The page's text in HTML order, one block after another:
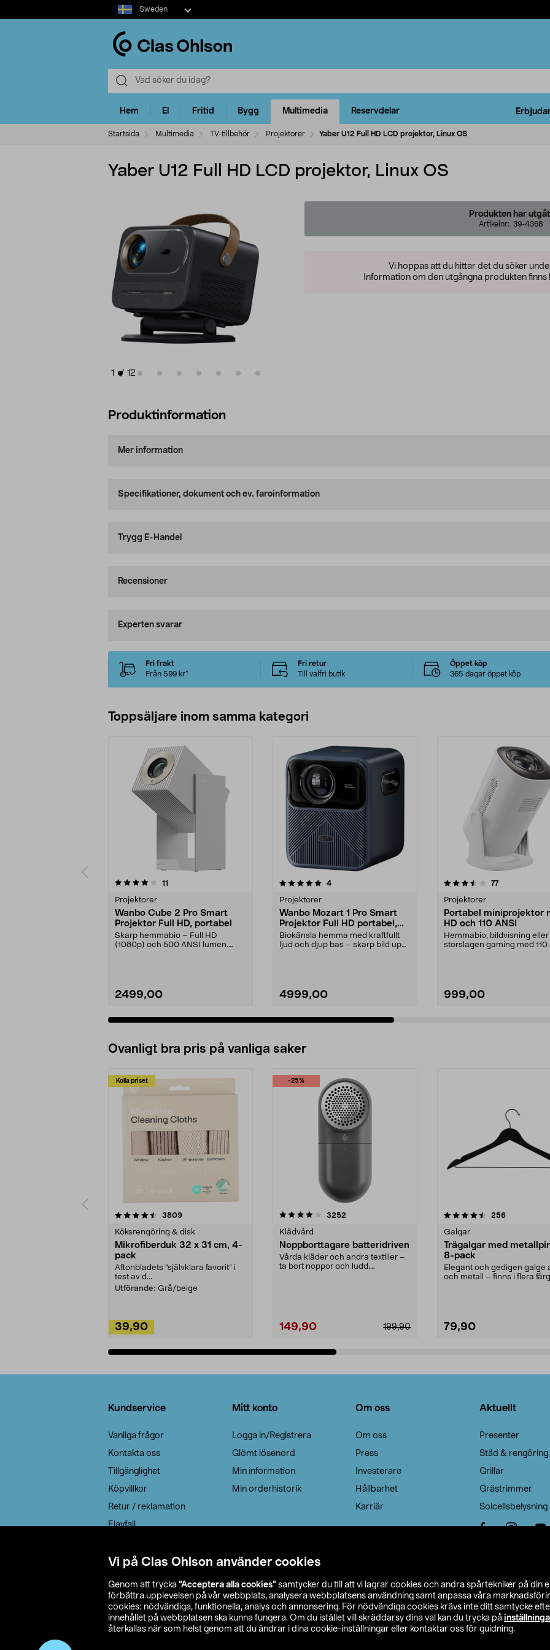
Vi på Clas Ohlson använder cookies
Genom att trycka ”Acceptera alla cookies” samtycker du till att vi lagrar cookies och andra spårtekniker på din
förbättra upplevelsen på vår webbplats, analysera webbplatsens användning samt anpassa våra
cookies: nödvändiga, funktionella, analys och annonsering. För nödvändiga cookies krävs inte ditt samtycke
innehållet på webbplatsen ska kunna fungera. Om du istället vill skräddarsy dina val kan du trycka på
återkallas när som helst genom att du ändrar i dina cookie-inställningar eller kontaktar oss för guidning.
Select
market
Sweden
Hem El Fritid Bygg Multimedia Reservdelar
Startsida Multimedia TV-tillbehör Projektorer Yaber U12 Full HD LCD projektor, Linux OS
Yaber U12 Full HD LCD projektor, Linux OS
1 / 12
Produkten har
Artikelnr: 39-4368
Vi hoppas att du hittar det du söker
Information om den utgångna produkten finns
Produktinformation
Mer information
Specifikationer, dokument och ev. faroinformation
Trygg E-Handel
Recensioner
Experten svarar
Fri frakt
Från 599 kr*
Fri retur
Till valfri butik
Öppet köp
365 dagar öppet köp
Toppsäljare inom samma kategori
11
Projektorer
Wanbo Cube 2 Pro Smart
Projektor Full HD, portabel
Skarp hemmabio – Full HD
(1080p) och 500 ANSI lumen.
2499,00
5.0 av 5 stjärnor 4recensioner
Projektorer
Wanbo Mozart 1 Pro Smart
Projektor Full HD portabel,
2025
Biokänsla hemma med kraftfullt
ljud och djup bas – skarp bild upp
4999,00
3.5 av 5 stjärnor 77recensioner
Projektorer
Portabel miniprojektor
HD och 110 ANSI
Hemmabio, bildvisning eller
storslagen gaming med 110
999,00
4.0 av 5 stjärnor
Ovanligt bra pris på vanliga saker
Kolla priset
3809recensioner
Köksrengöring & disk
Mikrofiberduk 32 x 31 cm, 4-
pack
Aftonbladets "självklara favorit” i
test av d...
Utförande: Grå/beige
39,90
-25%
4.0av 5 stjärnor 3252
Klädvård
Noppborttagare batteridriven
Vårda kläder och andra textilier –
ta bort noppor och ludd.
199,90
149,90
4.5av 5 stjärnor 256recensioner
Galgar
Trägalgar med
8-pack
Elegant och gedigen galge
och metall – finns i flera
79,90
4.0av 5 stjärnor
Kundservice
Vanliga frågor
Kontakta oss
Tillgänglighet
Köpvillkor
Retur / reklamation
Elavfall
Leveransalternativ
Mitt konto
Logga in/Registrera
Glömt lösenord
Min information
Min orderhistorik
Om oss
Om oss
Press
Investerare
Hållbarhet
Karriär
Aktuellt
Presenter
Städ & rengöring
Grillar
Grästrimmer
Solcellsbelysning